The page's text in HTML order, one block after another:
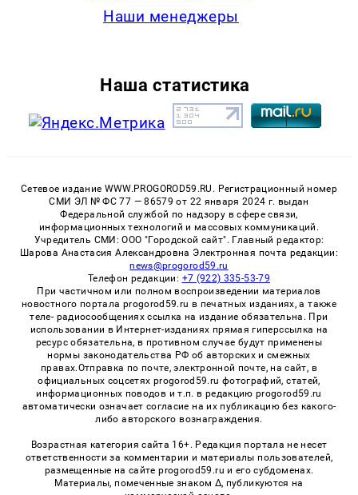
Наши менеджеры
Наша статистика
Сетевое издание WWW.PROGOROD59.RU. Регистрационный номер
СМИ ЭЛ № ФС 77 — 86579 от 22 января 2024 г. выдан
Федеральной службой по надзору в сфере связи,
информационных технологий и массовых коммуникаций.
Учредитель СМИ: ООО "Городской сайт". Главный редактор:
Шарова Анастасия Александровна Электронная почта редакции:
news@progorod59.ru
Телефон редакции: +7 (922) 335-53-79
При частичном или полном воспроизведении материалов
новостного портала progorod59.ru в печатных изданиях, а также
теле- радиосообщениях ссылка на издание обязательна. При
использовании в Интернет-изданиях прямая гиперссылка на
ресурс обязательна, в противном случае будут применены
нормы законодательства РФ об авторских и смежных
правах.Отправка по почте, электронной почте, на сайт, в
официальных соцсетях progorod59.ru фотографий, статей,
информационных поводов и т.п. в редакцию progorod59.ru
автоматически означает согласие на их публикацию без какого-
либо авторского вознаграждения.
Возрастная категория сайта 16+. Редакция портала не несет
ответственности за комментарии и материалы пользователей,
размещенные на сайте progorod59.ru и его субдоменах.
Материалы, помеченные знаком Δ, публикуются на